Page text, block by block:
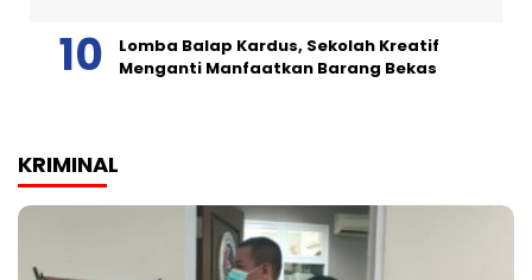
Lomba Balap Kardus, Sekolah Kreatif
Menganti Manfaatkan Barang Bekas
KRIMINAL